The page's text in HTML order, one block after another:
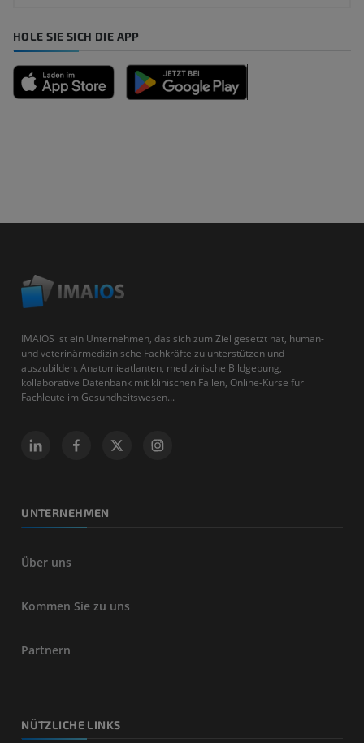
HOLE SIE SICH DIE APP
IMAIOS ist ein Unternehmen, das sich zum Ziel gesetzt hat, human-
und veterinärmedizinische Fachkräfte zu unterstützen und
auszubilden. Anatomieatlanten, medizinische Bildgebung,
kollaborative Datenbank mit klinischen Fällen, Online-Kurse für
Fachleute im Gesundheitswesen...
UNTERNEHMEN
Über uns
Kommen Sie zu uns
Partnern
NÜTZLICHE LINKS